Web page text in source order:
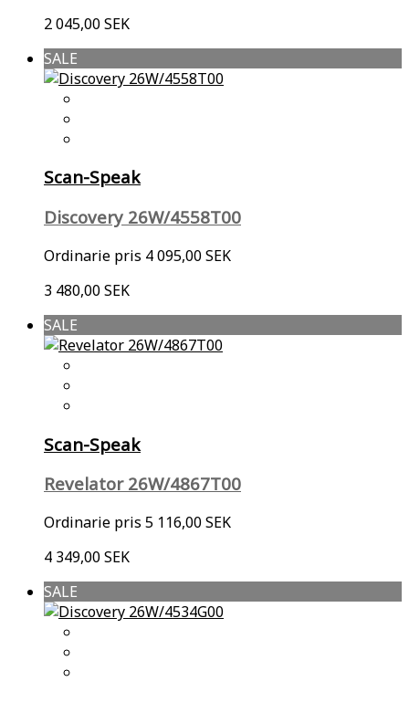
2 045,00 SEK
SALE
Scan-Speak
Discovery 26W/4558T00
Ordinarie pris 4 095,00 SEK
3 480,00 SEK
SALE
Scan-Speak
Revelator 26W/4867T00
Ordinarie pris 5 116,00 SEK
4 349,00 SEK
SALE